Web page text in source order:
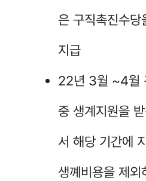
은 구직촉진수
지급
22년 3월 ~4월
중 생계지원을
서 해당 기간에
생꼐비용을 제